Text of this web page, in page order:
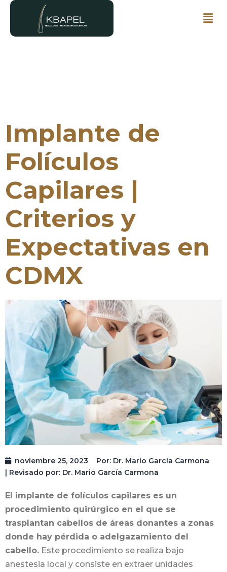
Implante de
Folículos
Capilares |
Criterios y
Expectativas en
CDMX
noviembre 25, 2023 Por: Dr. Mario García Carmona
| Revisado por: Dr. Mario García Carmona
El implante de folículos capilares es un
procedimiento quirúrgico en el que se
trasplantan cabellos de áreas donantes a zonas
donde hay pérdida o adelgazamiento del
cabello. Este procedimiento se realiza bajo
anestesia local y consiste en extraer unidades